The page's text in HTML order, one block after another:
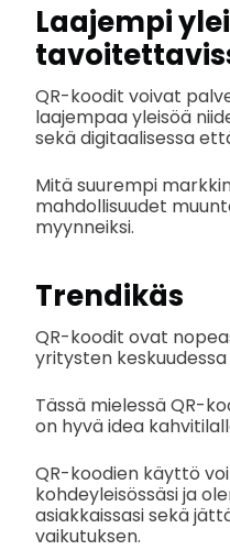
Laajempi
QR-koodit voivat
laajempaa yleisöä
sekä digitaalisessa
Mitä suurempi
mahdollisuudet
myynneiksi.
Trendikäs
QR-koodit ovat
yritysten
Tässä mielessä QR-
on hyvä idea
QR-koodien käyttö
kohdeyleisössäsi ja
asiakkaissasi sekä
vaikutuksen.